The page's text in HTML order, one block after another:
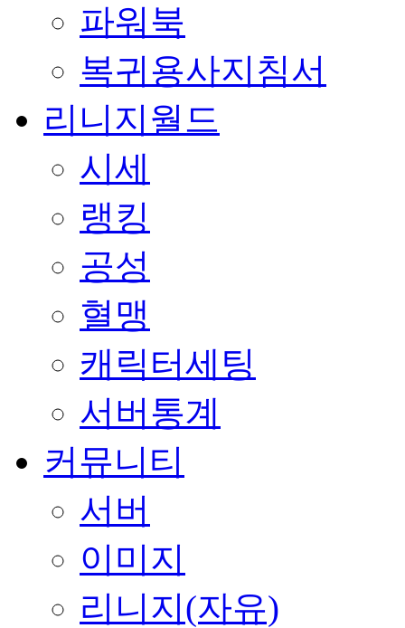
파워북
복귀용사지침서
리니지월드
시세
랭킹
공성
혈맹
캐릭터세팅
서버통계
커뮤니티
서버
이미지
리니지(자유)